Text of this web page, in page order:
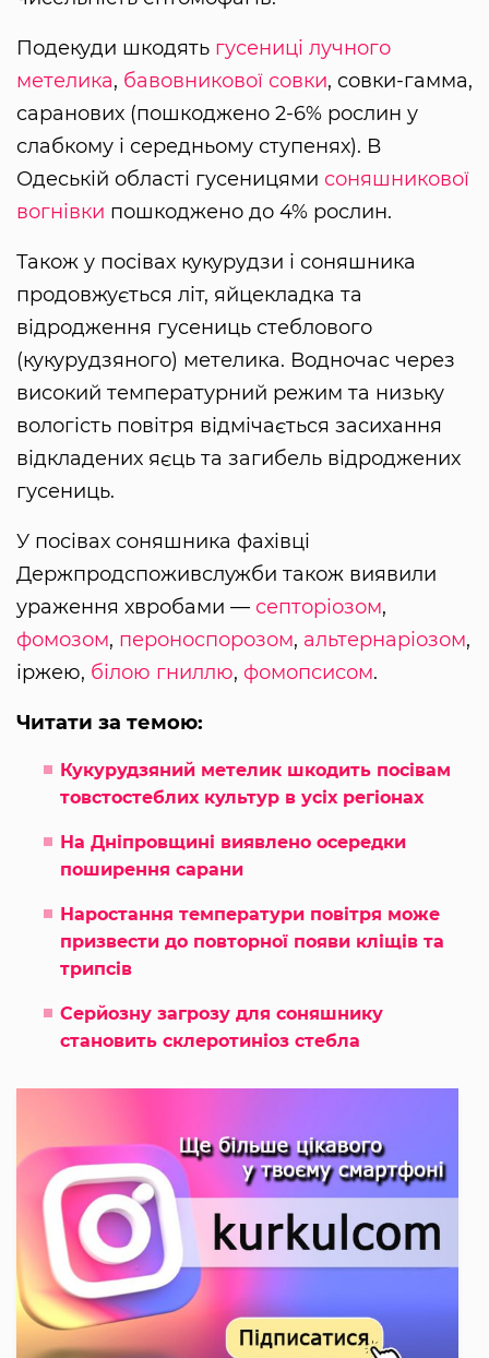
Подекуди шкодять гусениці лучного
метелика, бавовникової совки, совки-гамма,
саранових (пошкоджено 2-6% рослин у
слабкому і середньому ступенях). В
Одеській області гусеницями соняшникової
вогнівки пошкоджено до 4% рослин.
Також у посівах кукурудзи і соняшника
продовжується літ, яйцекладка та
відродження гусениць стеблового
(кукурудзяного) метелика. Водночас через
високий температурний режим та низьку
вологість повітря відмічається засихання
відкладених яєць та загибель відроджених
гусениць.
У посівах соняшника фахівці
Держпродспоживслужби також виявили
ураження хвробами — септоріозом,
фомозом, пероноспорозом, альтернаріозом,
іржею, білою гниллю, фомопсисом.
Читати за темою:
Кукурудзяний метелик шкодить посівам
товстостеблих культур в усіх регіонах
На Дніпровщині виявлено осередки
поширення сарани
Наростання температури повітря може
призвести до повторної появи кліщів та
трипсів
Серйозну загрозу для соняшнику
становить склеротиніоз стебла